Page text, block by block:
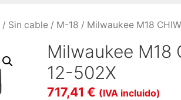
/ Sin cable / M-18 / Milwaukee M18
Milwaukee M18
12-502X
717,41€ (IVA incluido)